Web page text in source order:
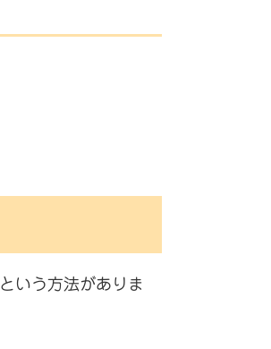
という方法がありま